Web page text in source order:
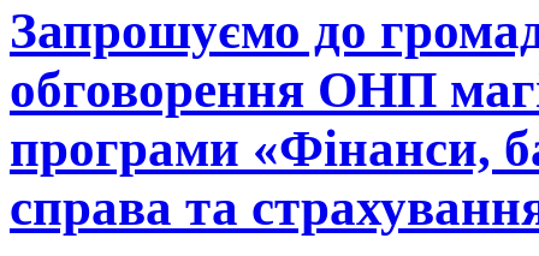
Запрошуємо до
обговорення ОНП
програми «Фінанси,
справа та